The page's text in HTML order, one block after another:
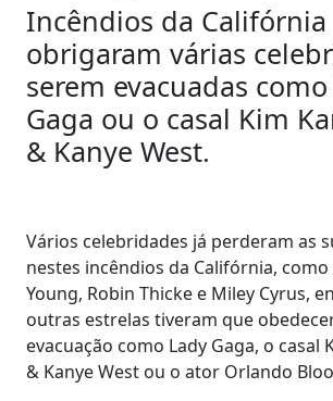
Incêndios da Califórnia
obrigaram várias
serem evacuadas
Gaga ou o casal Kim
& Kanye West.
Vários celebridades já perderam as
nestes incêndios da Califórnia,
Young, Robin Thicke e Miley Cyrus,
outras estrelas tiveram que
evacuação como Lady Gaga, o casal
& Kanye West ou o ator Orlando